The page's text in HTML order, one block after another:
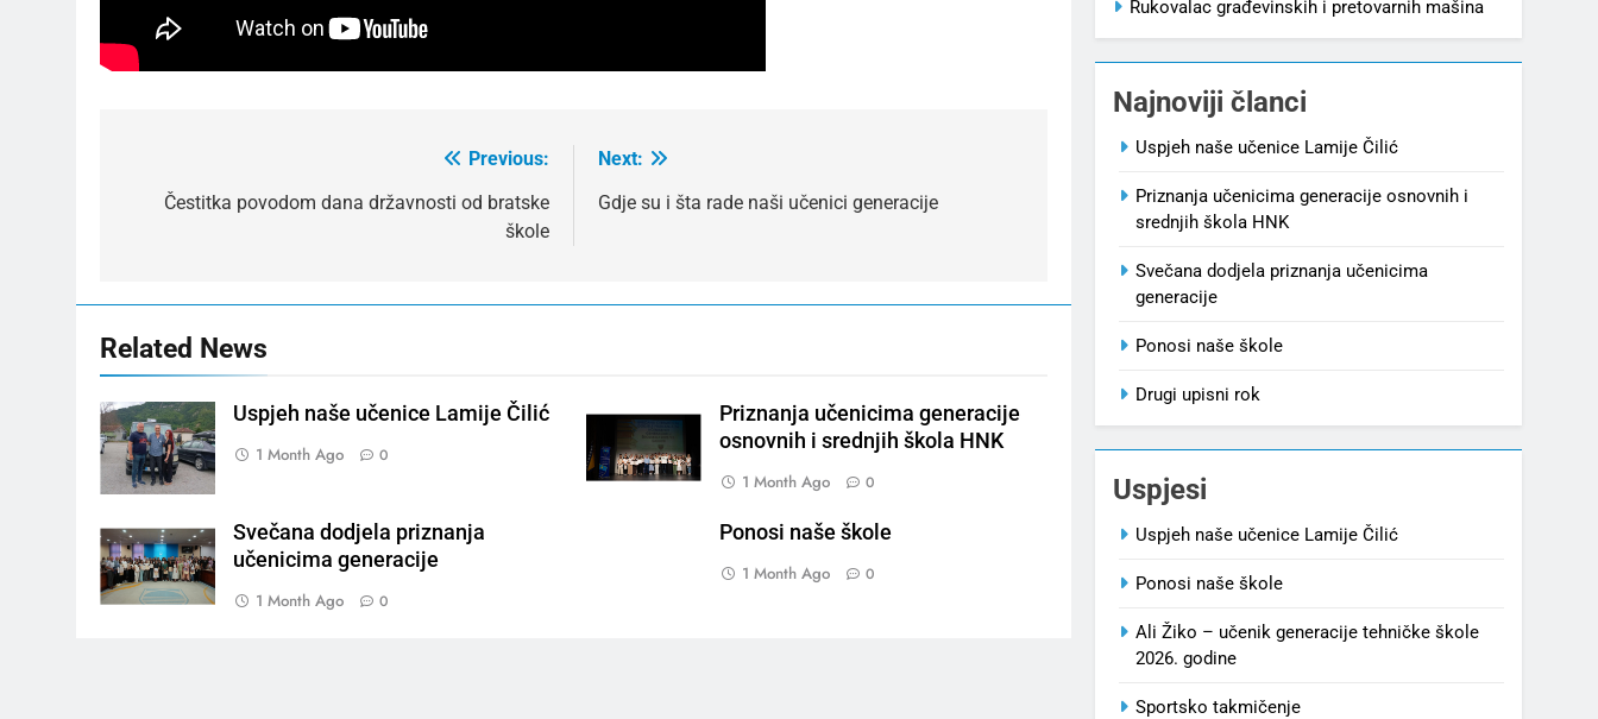
navigation
Previous:
Čestitka povodom dana državnosti od bratske
škole
Next:
Gdje su i šta rade naši učenici generacije
Related News
Uspjeh naše učenice Lamije Čilić
1 Month Ago 0
Priznanja učenicima generacije
osnovnih i srednjih škola HNK
1 Month Ago 0
Svečana dodjela priznanja
učenicima generacije
1 Month Ago 0
Ponosi naše škole
1 Month Ago 0
Rukovalac građevinskih i pretovarnih mašina
Najnoviji članci
Uspjeh naše učenice Lamije Čilić
Priznanja učenicima generacije osnovnih i
srednjih škola HNK
Svečana dodjela priznanja učenicima
generacije
Ponosi naše škole
Drugi upisni rok
Uspjesi
Uspjeh naše učenice Lamije Čilić
Ponosi naše škole
Ali Žiko – učenik generacije tehničke škole
2026. godine
Sportsko takmičenje